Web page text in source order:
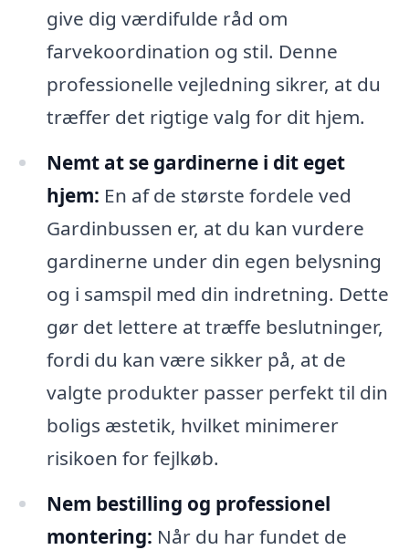
give dig værdifulde råd om
farvekoordination og stil. Denne
professionelle vejledning sikrer, at du
træffer det rigtige valg for dit hjem.
Nemt at se gardinerne i dit eget
hjem: En af de største fordele ved
Gardinbussen er, at du kan vurdere
gardinerne under din egen belysning
og i samspil med din indretning. Dette
gør det lettere at træffe beslutninger,
fordi du kan være sikker på, at de
valgte produkter passer perfekt til din
boligs æstetik, hvilket minimerer
risikoen for fejlkøb.
Nem bestilling og professionel
montering: Når du har fundet de